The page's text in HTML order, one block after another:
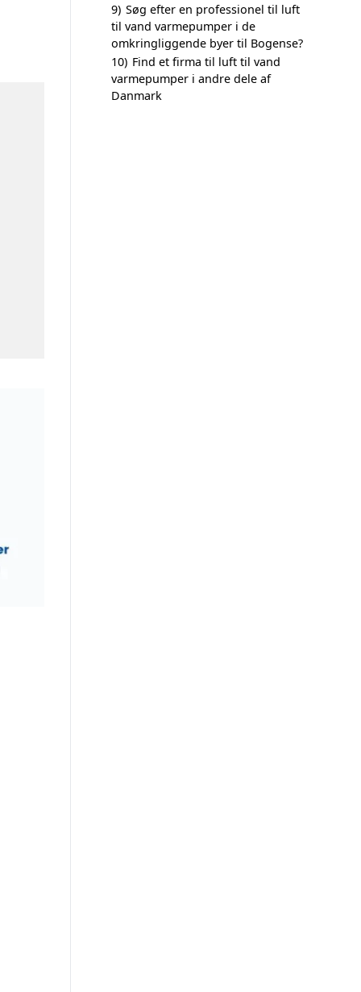
9) Søg efter en professionel til luft
til vand varmepumper i de
omkringliggende byer til Bogense?
10) Find et firma til luft til vand
varmepumper i andre dele af
Danmark